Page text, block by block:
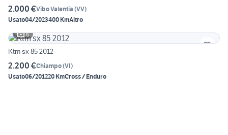
2.000 €Vibo Valentia (VV)
Usato04/2023400 KmAltro
6
Ktm sx 85 2012
2.200 €Chiampo(VI)
Usato06/201220 KmCross / Enduro